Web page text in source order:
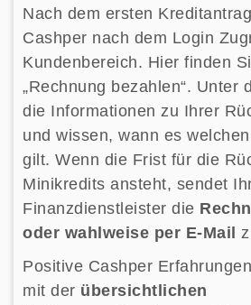
Nach dem ersten
Cashper nach dem Login
Kundenbereich. Hier finden
„Rechnung bezahlen“. Unter
die Informationen zu Ihrer
und wissen, wann es
gilt. Wenn die Frist für die
Minikredits ansteht, sendet
Finanzdienstleister die
oder wahlweise per E-Mail
Positive Cashper
mit der übersichtlichen